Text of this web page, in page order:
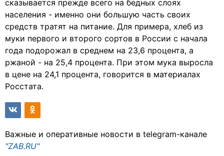
сказывается прежде всего на бедных слоях
населения - именно они большую часть своих
средств тратят на питание. Для примера, хлеб из
муки первого и второго сортов в России с начала
года подорожал в среднем на 23,6 процента, а
ржаной - на 25,4 процента. При этом мука выросла
в цене на 24,1 процента, говорится в материалах
Росстата.
Важные и оперативные новости в telegram-канале
"ZAB.RU"